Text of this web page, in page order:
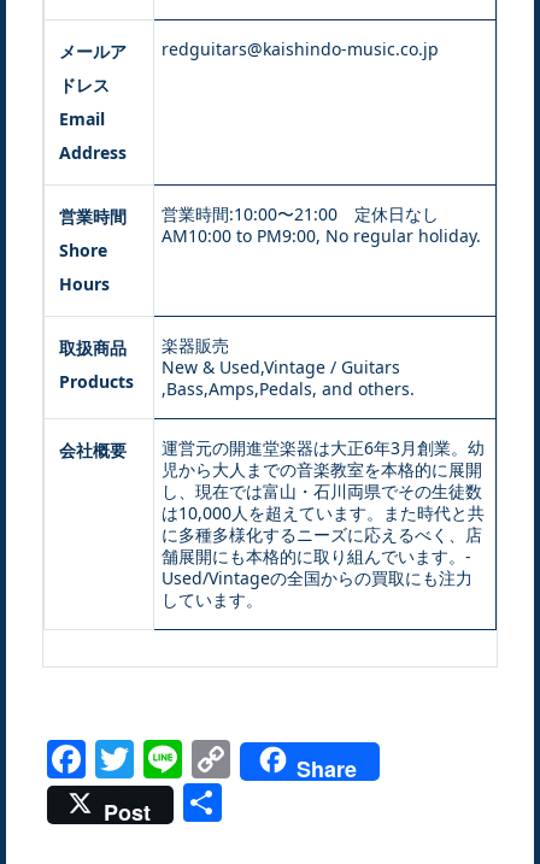
メールア
ドレス
Email
Address
redguitars@kaishindo-music.co.jp
営業時間
Shore
Hours
営業時間:10:00〜21:00 定休日なし
AM10:00 to PM9:00, No regular holiday.
取扱商品
Products
楽器販売
New & Used,Vintage / Guitars
,Bass,Amps,Pedals, and others.
会社概要
運営元の開進堂楽器は大正6年3月創業。幼
児から大人までの音楽教室を本格的に展開
し、現在では富山・石川両県でその生徒数
は10,000人を超えています。また時代と共
に多種多様化するニーズに応えるべく、店
舗展開にも本格的に取り組んでいます。-
Used/Vintageの全国からの買取にも注力
しています。
Facebook
Twitter
LineCopy
Link
Share
Post